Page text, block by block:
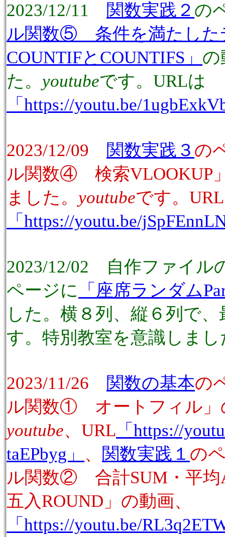
2023/12/11 関数実践２ の
ル関数⑤ 条件を満たした
COUNTIFとCOUNTIFS」 の
た。 youtubeです。URLは
「https://youtu.be/
2023/12/09 関数実践３ の
ル関数④ 検索VLOOKUP
ました。 youtubeです。
「https://youtu.be/
2023/12/02 自作ファイル
ページに
「座席ランダム
した。横８列、縦６列で
す。特別教室を意識しまし
2023/11/26 関数の基本の
ル関数① オートフィル」
youtube、URL 「https://
taEPbyg」 、 関数実践１ の
ル関数② 合計SUM・平均
五入ROUND」の動画、
「https://youtu.be/